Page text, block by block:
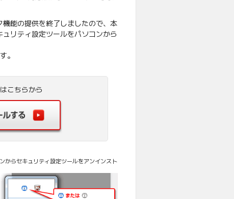
能の提供を終了しましたので、本
リティ設定ツールをパソコンから
。
こちらから
からセキュリティ設定ツールをアンインスト